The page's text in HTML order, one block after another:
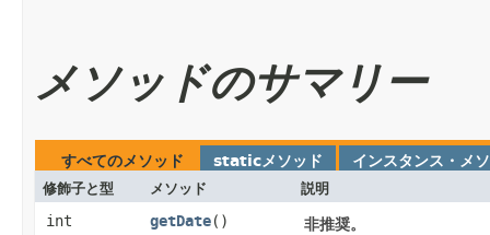
メソッドのサマリー
すべてのメソッド staticメソッド インスタンス・メ
修飾子と型 メソッド 説明
int getDate() 非推奨。